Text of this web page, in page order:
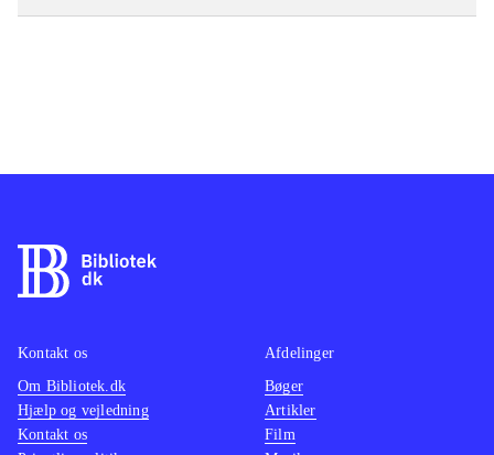
Kontakt os
Om Bibliotek.dk
Hjælp og vejledning
Kontakt os
Afdelinger
Bøger
Artikler
Film